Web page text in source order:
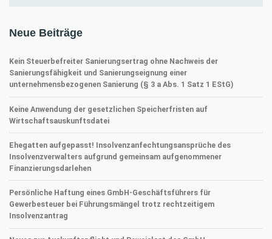
Neue Beiträge
Kein Steuerbefreiter Sanierungsertrag ohne Nachweis der
Sanierungsfähigkeit und Sanierungseignung einer
unternehmensbezogenen Sanierung (§ 3 a Abs. 1 Satz 1 EStG)
Keine Anwendung der gesetzlichen Speicherfristen auf
Wirtschaftsauskunftsdatei
Ehegatten aufgepasst! Insolvenzanfechtungsansprüche des
Insolvenzverwalters aufgrund gemeinsam aufgenommener
Finanzierungsdarlehen
Persönliche Haftung eines GmbH-Geschäftsführers für
Gewerbesteuer bei Führungsmängel trotz rechtzeitigem
Insolvenzantrag